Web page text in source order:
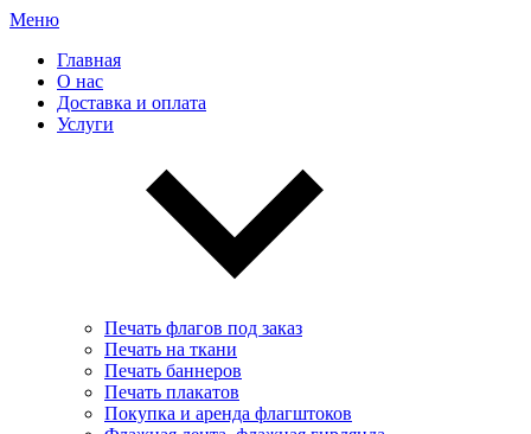
Меню
Главная
О нас
Доставка и оплата
Услуги
Печать флагов под заказ
Печать на ткани
Печать баннеров
Печать плакатов
Покупка и аренда флагштоков